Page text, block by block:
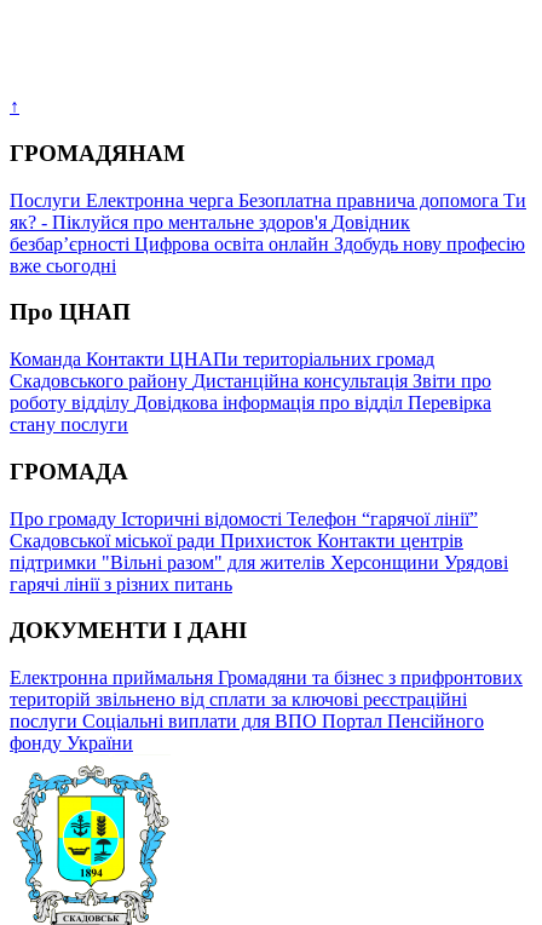
↑
ГРОМАДЯНАМ
Послуги Електронна черга Безоплатна правнича допомога Ти
як? - Піклуйся про ментальне здоров'я Довідник
безбар’єрності Цифрова освіта онлайн Здобудь нову професію
вже сьогодні
Про ЦНАП
Команда Контакти ЦНАПи територіальних громад
Скадовського району Дистанційна консультація Звіти про
роботу відділу Довідкова інформація про відділ Перевірка
стану послуги
ГРОМАДА
Про громаду Історичні відомості Телефон “гарячої лінії”
Скадовської міської ради Прихисток Контакти центрів
підтримки "Вільні разом" для жителів Херсонщини Урядові
гарячі лінії з різних питань
ДОКУМЕНТИ І ДАНІ
Електронна приймальня Громадяни та бізнес з прифронтових
територій звільнено від сплати за ключові реєстраційні
послуги Соціальні виплати для ВПО Портал Пенсійного
фонду України